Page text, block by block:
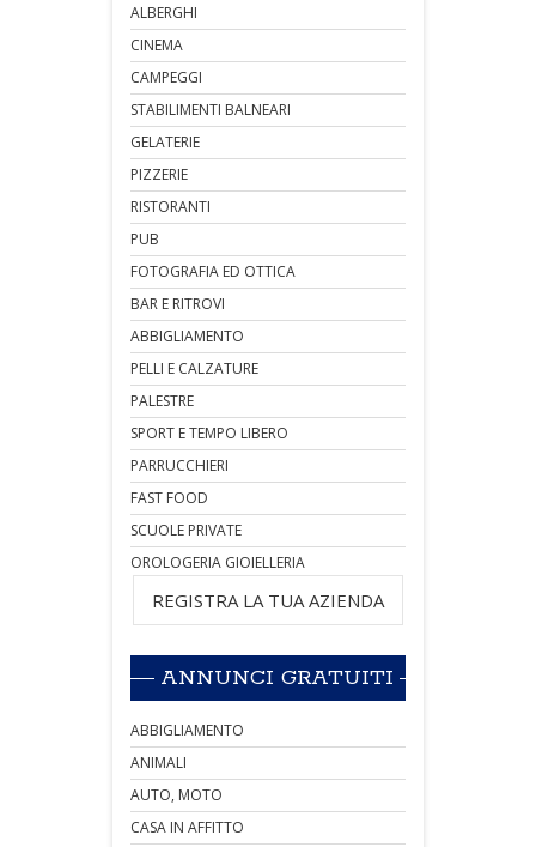
ALBERGHI
CINEMA
CAMPEGGI
STABILIMENTI BALNEARI
GELATERIE
PIZZERIE
RISTORANTI
PUB
FOTOGRAFIA ED OTTICA
BAR E RITROVI
ABBIGLIAMENTO
PELLI E CALZATURE
PALESTRE
SPORT E TEMPO LIBERO
PARRUCCHIERI
FAST FOOD
SCUOLE PRIVATE
OROLOGERIA GIOIELLERIA
REGISTRA LA TUA AZIENDA
ANNUNCI GRATUITI
ABBIGLIAMENTO
ANIMALI
AUTO, MOTO
CASA IN AFFITTO